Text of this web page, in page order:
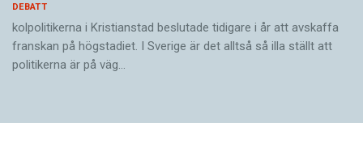
DEBATT
kolpolitikerna i Kristianstad beslutade tidigare i år att avskaffa
franskan på högstadiet. I Sverige är det alltså så illa ställt att
politikerna är på väg…